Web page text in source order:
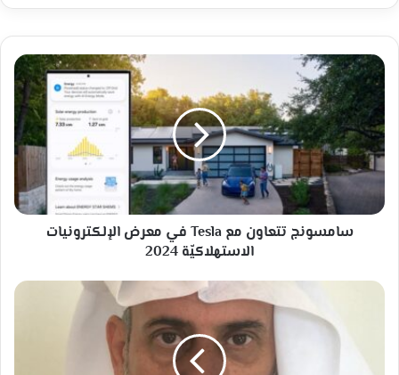
سامسونج
تتعاون
مع
Tesla
في
معرض
الإلكترونيات
الاستهلاكيّة
2024
سامسونج تتعاون مع Tesla في معرض الإلكترونيات
الاستهلاكيّة 2024
الشاعر:عبدالإله
شاعر(وهج
بقلم